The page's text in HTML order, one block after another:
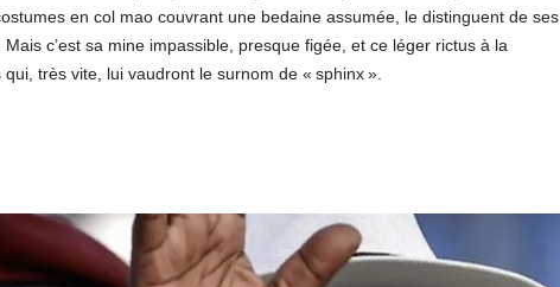
en col mao couvrant une bedaine assumée, le distinguent de ses
c’est sa mine impassible, presque figée, et ce léger rictus à la
très vite, lui vaudront le surnom de « sphinx ».